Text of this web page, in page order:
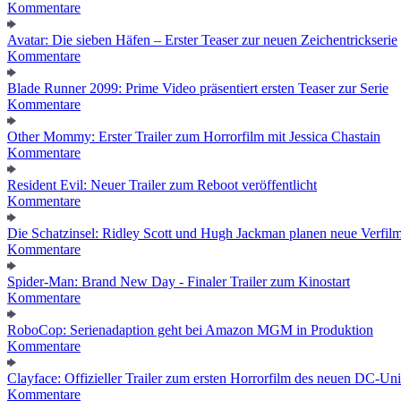
Kommentare
Avatar: Die sieben Häfen – Erster Teaser zur neuen Zeichentrickserie
Kommentare
Blade Runner 2099: Prime Video präsentiert ersten Teaser zur Serie
Kommentare
Other Mommy: Erster Trailer zum Horrorfilm mit Jessica Chastain
Kommentare
Resident Evil: Neuer Trailer zum Reboot veröffentlicht
Kommentare
Die Schatzinsel: Ridley Scott und Hugh Jackman planen neue
Kommentare
Spider-Man: Brand New Day - Finaler Trailer zum Kinostart
Kommentare
RoboCop: Serienadaption geht bei Amazon MGM in Produktion
Kommentare
Clayface: Offizieller Trailer zum ersten Horrorfilm des neuen DC-
Kommentare